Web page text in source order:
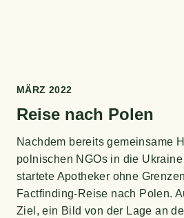
MÄRZ 2022
Rei­se nach Polen
Nach­dem bereits gemein­sa­me
pol­ni­schen NGOs in die
star­te­te Apo­the­ker ohne
Fact­fin­ding-Rei­se nach Polen.
Ziel, ein Bild von der Lage an